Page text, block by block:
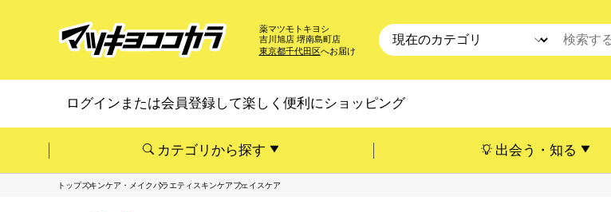
薬マツモトキヨシ
吉川旭店 堺南島町店
東京都千代田区へお届け
ログインまたは会員登録して楽しく便利にショッピング
カテゴリから探す 出会う・知る
トップスキンケア・メイクバラエティスキンケアフェイスケア